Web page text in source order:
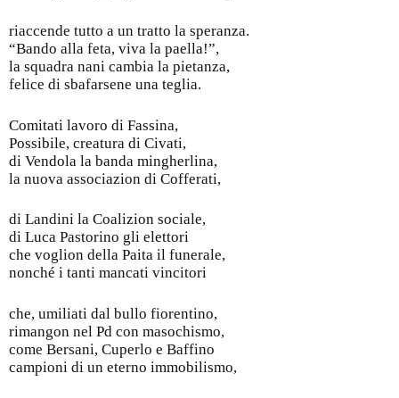
riaccende tutto a un tratto la speranza.
“Bando alla feta, viva la paella!”,
la squadra nani cambia la pietanza,
felice di sbafarsene una teglia.
Comitati lavoro di Fassina,
Possibile, creatura di Civati,
di Vendola la banda mingherlina,
la nuova associazion di Cofferati,
di Landini la Coalizion sociale,
di Luca Pastorino gli elettori
che voglion della Paita il funerale,
nonché i tanti mancati vincitori
che, umiliati dal bullo fiorentino,
rimangon nel Pd con masochismo,
come Bersani, Cuperlo e Baffino
campioni di un eterno immobilismo,